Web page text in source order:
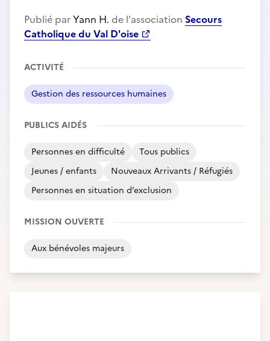
Publié parYann H. de l'association Secours
Catholique du Val D'oise
ACTIVITÉ
Gestion des ressources humaines
PUBLICS AIDÉS
Personnes en difficulté
Tous publics
Jeunes / enfants
Nouveaux Arrivants / Réfugiés
Personnes en situation d’exclusion
MISSION OUVERTE
Aux bénévoles majeurs